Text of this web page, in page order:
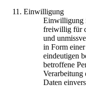
Einwilligung
Einwilligung
freiwillig für
und
in Form
eindeutigen
betroffene
Verarbeitung
Daten